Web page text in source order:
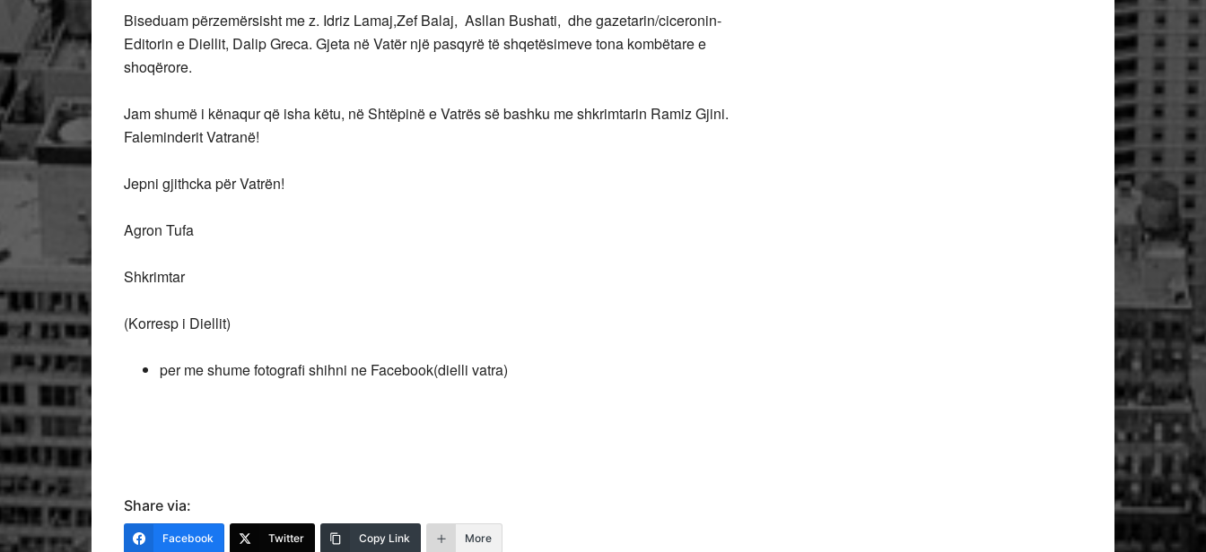
Biseduam përzemërsisht me z. Idriz Lamaj,Zef Balaj, Asllan Bushati, dhe gazetarin/ciceronin-
Editorin e Diellit, Dalip Greca. Gjeta në Vatër një pasqyrë të shqetësimeve tona kombëtare e
shoqërore.
Jam shumë i kënaqur që isha këtu, në Shtëpinë e Vatrës së bashku me shkrimtarin Ramiz Gjini.
Faleminderit Vatranë!
Jepni gjithcka për Vatrën!
Agron Tufa
Shkrimtar
(Korresp i Diellit)
per me shume fotografi shihni ne Facebook(dielli vatra)
Share via:
Facebook Twitter Copy Link More